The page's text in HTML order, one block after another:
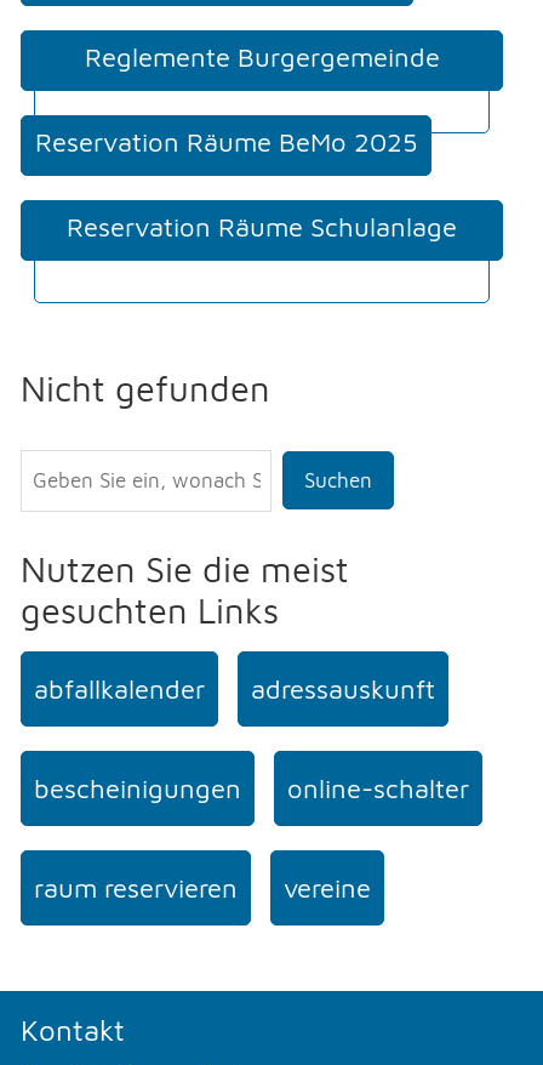
Reglemente Burgergemeinde
Reservation Räume BeMo 2025
Reservation Räume Schulanlage
Nicht gefunden
Suchen
Nutzen Sie die meist
gesuchten Links
abfallkalender adressauskunft
bescheinigungen online-schalter
raum reservieren vereine
Kontakt